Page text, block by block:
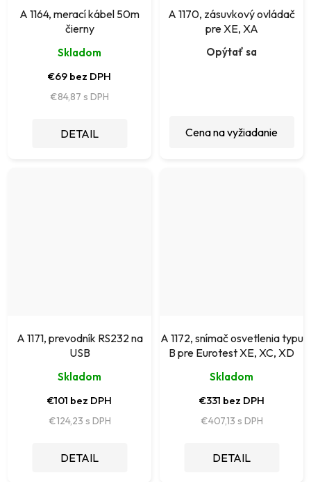
A 1164, merací kábel 50m
čierny
Skladom
€69 bez DPH
€84,87
DETAIL
A 1170, zásuvkový ovládač
pre XE, XA
Opýtať sa
Cena na vyžiadanie
A 1171, prevodník RS232 na
USB
Skladom
€101 bez DPH
€124,23
DETAIL
A 1172, snímač osvetlenia typu
B pre Eurotest XE, XC, XD
Skladom
€331 bez DPH
€407,13
DETAIL